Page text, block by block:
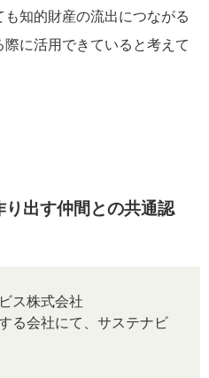
知的財産の流出につながる
に活用できていると考えて
出す仲間との共通認
ス株式会社
る会社にて、サステナビ